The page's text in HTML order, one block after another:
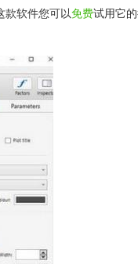
款软件您可以免费试用它